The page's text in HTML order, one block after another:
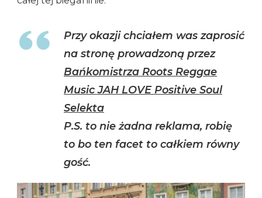
Przy okazji chciałem was zaprosić
na stronę prowadzoną przez
Bańkomistrza Roots Reggae
Music JAH LOVE Positive Soul
Selekta
P.S. to nie żadna reklama, robię
to bo ten facet to całkiem równy
gość.